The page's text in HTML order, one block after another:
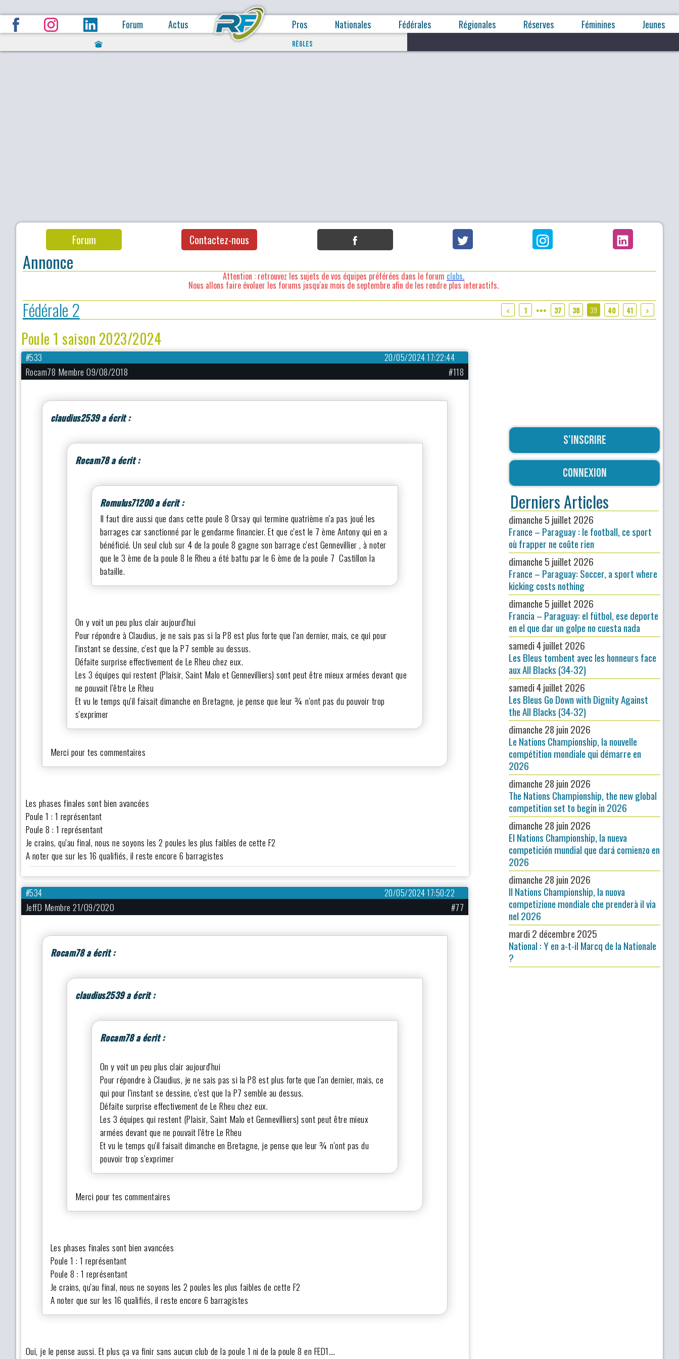
Forum Actus Pros Nationales Fédérales Régionales Réserves Féminines Jeunes
RÈGLES
Forum Contactez-nous
Annonce
Attention : retrouvez les sujets de vos équipes préférées dans le forum clubs.
Nous allons faire évoluer les forums jusqu'au mois de septembre afin de les rendre plus interactifs.
Fédérale 2 1 ●●● 37 38 39 40 41
Poule 1 saison 2023/2024
20/05/2024 17:22:44
#533
Rocam78 Membre 09/08/2018 #118
claudius2539 a écrit :
Rocam78 a écrit :
Romulus71200 a écrit :
Il faut dire aussi que dans cette poule 8 Orsay qui termine quatrième n'a pas joué les
barrages car sanctionné par le gendarme financier. Et que c'est le 7 ème Antony qui en a
bénéficié. Un seul club sur 4 de la poule 8 gagne son barrage c'est Gennevillier , à noter
que le 3 ème de la poule 8 le Rheu a été battu par le 6 ème de la poule 7 Castillon la
bataille.
On y voit un peu plus clair aujourd'hui
Pour répondre à Claudius, je ne sais pas si la P8 est plus forte que l'an dernier, mais, ce qui pour
l'instant se dessine, c'est que la P7 semble au dessus.
Défaite surprise effectivement de Le Rheu chez eux.
Les 3 équipes qui restent (Plaisir, Saint Malo et Gennevilliers) sont peut être mieux armées devant que
ne pouvait l'être Le Rheu
Et vu le temps qu'il faisait dimanche en Bretagne, je pense que leur ¾ n'ont pas du pouvoir trop
s'exprimer
Merci pour tes commentaires
Les phases finales sont bien avancées
Poule 1 : 1 représentant
Poule 8 : 1 représentant
Je crains, qu'au final, nous ne soyons les 2 poules les plus faibles de cette F2
A noter que sur les 16 qualifiés, il reste encore 6 barragistes
20/05/2024 17:50:22
#534
JeffD Membre 21/09/2020 #77
Rocam78 a écrit :
claudius2539 a écrit :
Rocam78 a écrit :
On y voit un peu plus clair aujourd'hui
Pour répondre à Claudius, je ne sais pas si la P8 est plus forte que l'an dernier, mais, ce
qui pour l'instant se dessine, c'est que la P7 semble au dessus.
Défaite surprise effectivement de Le Rheu chez eux.
Les 3 équipes qui restent (Plaisir, Saint Malo et Gennevilliers) sont peut être mieux
armées devant que ne pouvait l'être Le Rheu
Et vu le temps qu'il faisait dimanche en Bretagne, je pense que leur ¾ n'ont pas du
pouvoir trop s'exprimer
Merci pour tes commentaires
Les phases finales sont bien avancées
Poule 1 : 1 représentant
Poule 8 : 1 représentant
Je crains, qu'au final, nous ne soyons les 2 poules les plus faibles de cette F2
A noter que sur les 16 qualifiés, il reste encore 6 barragistes
Oui, je le pense aussi. Et plus ça va finir sans aucun club de la poule 1 ni de la poule 8 en FED1….
S'inscrire
Connexion
Derniers Articles
dimanche 5 juillet 2026
France – Paraguay : le football, ce sport
où frapper ne coûte rien
dimanche 5 juillet 2026
France – Paraguay: Soccer, a sport where
kicking costs nothing
dimanche 5 juillet 2026
Francia – Paraguay: el fútbol, ese deporte
en el que dar un golpe no cuesta nada
samedi 4 juillet 2026
Les Bleus tombent avec les honneurs face
aux All Blacks (34-32)
samedi 4 juillet 2026
Les Bleus Go Down with Dignity Against
the All Blacks (34-32)
dimanche 28 juin 2026
Le Nations Championship, la nouvelle
compétition mondiale qui démarre en
2026
dimanche 28 juin 2026
The Nations Championship, the new global
competition set to begin in 2026
dimanche 28 juin 2026
El Nations Championship, la nueva
competición mundial que dará comienzo en
2026
dimanche 28 juin 2026
Il Nations Championship, la nuova
competizione mondiale che prenderà il via
nel 2026
mardi 2 décembre 2025
National : Y en a-t-il Marcq de la Nationale
?